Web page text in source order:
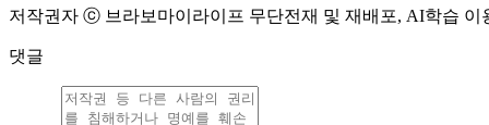
저작권자 ⓒ 브라보마이라이프 무단전재 및 재배포, AI학습 이
댓글